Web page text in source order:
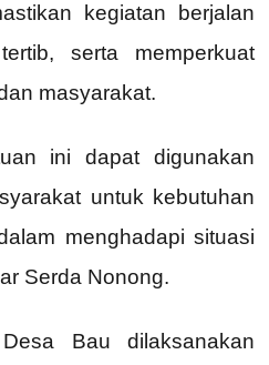
kegiatan berjalan
serta memperkuat
masyarakat.
ini dapat digunakan
untuk kebutuhan
menghadapi situasi
Serda Nonong.
Bau dilaksanakan